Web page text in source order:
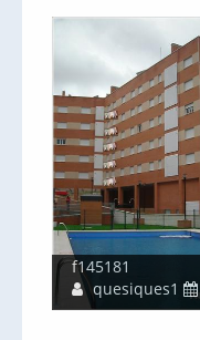
f145181
quesiques1